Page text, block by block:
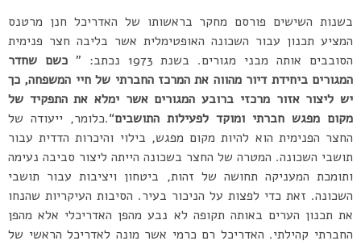
בשנות השישים פורסם מחקר בראשותו של האדריכל חנן מרטנס
המציע תכנון עבור השכונה האופטימלית אשר בליבה חצר פנימית
הסובבים אותה מבני מגורים. בשנת 1973 נכתב: ”
כשם שחדר
המגורים ביחידת דיור מהווה את המרכז החברתי של חיי המשפחה, כך
יש ליצור אזור מרכזי ברובע המגורים אשר ימלא את התפקיד של
מקום מפגש חברתי ומוקד לפעילות התושבים“.כלומר, ייעודה של
החצר הפנימית הוא להיות מקום מפגש, בילוי והיכרות הדדית עבור
תושבי השכונה. המטרה של החצר בשכונה הייתה ליצור סביבה נעימה
ותומכת המעניקה תחושה של זהות, ביטחון ויציבות עבור תושבי
השכונה. זאת כדי לפצות על הניכור בעיר. הסיבות העיקריות שהנחו
את תכנון הערים באותה תקופה לא נבע מהפן האדריכלי אלא מהפן
החברתי קהילתי. האדריכל רם כרמי אשר מונה לאדריכל הראשי של